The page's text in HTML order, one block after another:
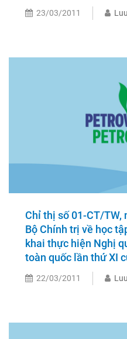
23/03/2011
Chỉ thị số 01-CT/TW,
Bộ Chính trị về học
khai thực hiện Nghị
toàn quốc lần thứ XI
22/03/2011